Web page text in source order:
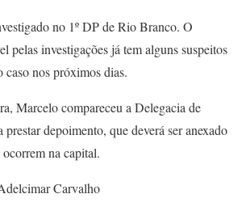
no 1º DP de Rio Branco. O
pelas investigações já tem alguns suspeitos
caso nos próximos dias.
Marcelo compareceu a Delegacia de
depoimento, que deverá ser anexado
ocorrem na capital.
Carvalho